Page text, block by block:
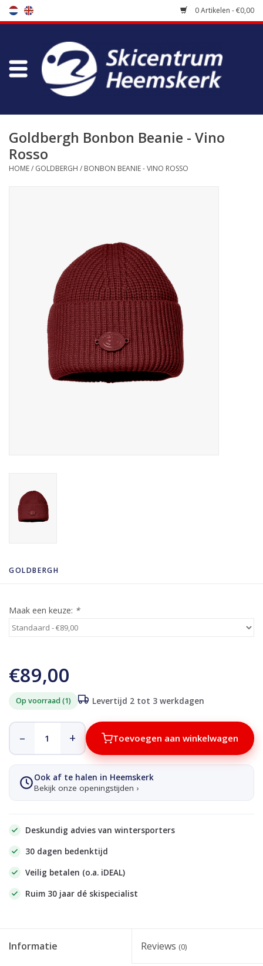
0 Artikelen - €0,00
Winkel
Bootfitting
Onderhoud
Goldbergh Bonbon Beanie - Vino
Rosso
HOME/ GOLDBERGH / BONBON BEANIE - VINO ROSSO
GOLDBERGH
Maak een keuze: *
€89,00
Op voorraad (1) Levertijd 2 tot 3 werkdagen
– + Toevoegen aan winkelwagen
Ook af te halen in Heemskerk
Bekijk onze openingstijden ›
Deskundig advies van wintersporters
30 dagen bedenktijd
Veilig betalen (o.a. iDEAL)
Ruim 30 jaar dé skispecialist
Informatie Reviews (0)